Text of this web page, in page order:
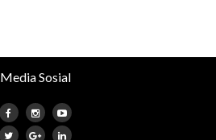
Media Sosial